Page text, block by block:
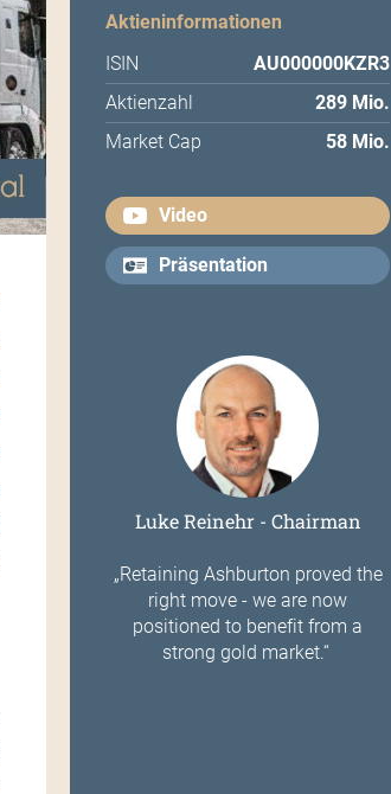
Aktieninformationen
ISIN
AU000000KZR3
Aktienzahl
289 Mio.
Market Cap
58 Mio.
Video
Präsentation
Luke Reinehr - Chairman
„Retaining Ashburton proved the
right move - we are now
positioned to benefit from a
strong gold market.“